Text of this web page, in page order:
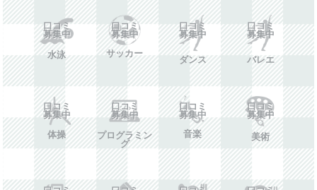
口コミ
募集中
水泳
口コミ
募集中
サッカー
口コミ
募集中
ダンス
口コミ
募集中
バレエ
口コミ
募集中
体操
口コミ
募集中
プログラミン
グ
口コミ
募集中
音楽
口コミ
募集中
美術